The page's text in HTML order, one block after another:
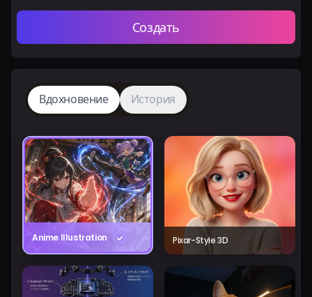
Создать
Вдохновение История
Anime Illustration Pixar-Style 3D